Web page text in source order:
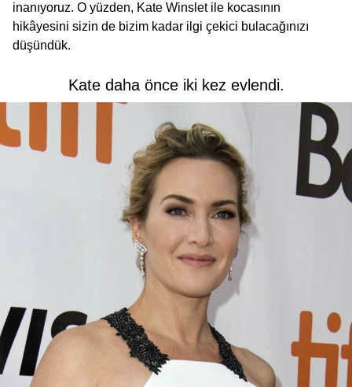
inanıyoruz. O yüzden, Kate Winslet ile kocasının
hikâyesini sizin de bizim kadar ilgi çekici bulacağınızı
düşündük.
Kate daha önce iki kez evlendi.